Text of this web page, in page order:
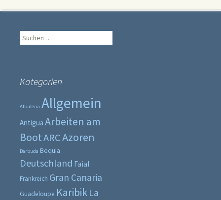
Suche
nach:
Kategorien
Albufeira Allgemein
Antigua Arbeiten am
BootARCAzoren
Barbuda Bequia
Deutschland Faial
Frankreich Gran Canaria
Guadeloupe Karibik La